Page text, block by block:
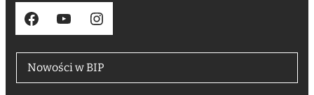
Facebook YouTube Instagram
Nowości w BIP